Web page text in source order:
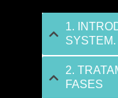
1.
2.
FASES